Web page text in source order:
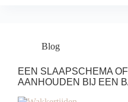
Blog
EEN SLAAPSCHEMA
AANHOUDEN BIJ EEN